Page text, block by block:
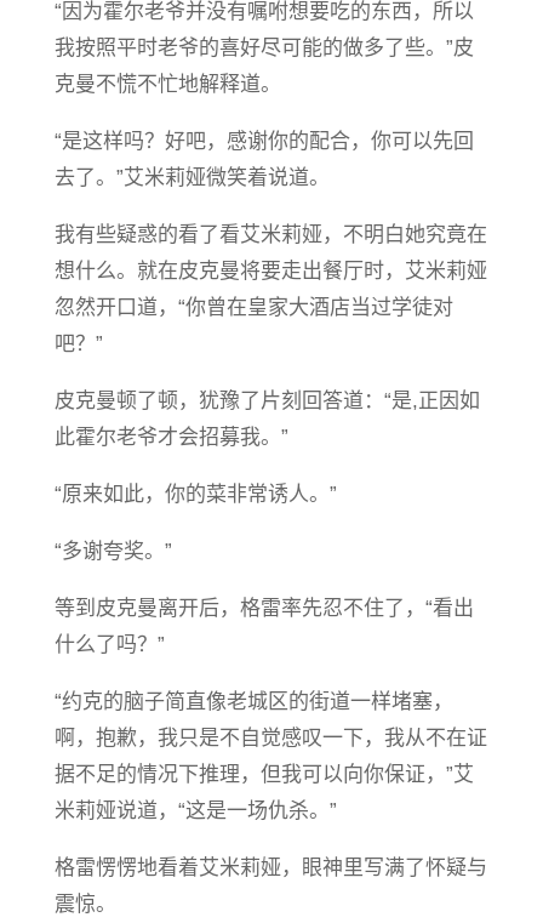
“因为霍尔老爷并没有嘱咐想要吃的东西，所以
我按照平时老爷的喜好尽可能的做多了些。”皮
克曼不慌不忙地解释道。
“是这样吗？好吧，感谢你的配合，你可以先回
去了。”艾米莉娅微笑着说道。
我有些疑惑的看了看艾米莉娅，不明白她究竟在
想什么。就在皮克曼将要走出餐厅时，艾米莉娅
忽然开口道，“你曾在皇家大酒店当过学徒对
吧？”
皮克曼顿了顿，犹豫了片刻回答道：“是,正因如
此霍尔老爷才会招募我。”
“原来如此，你的菜非常诱人。”
“多谢夸奖。”
等到皮克曼离开后，格雷率先忍不住了，“看出
什么了吗？”
“约克的脑子简直像老城区的街道一样堵塞，
啊，抱歉，我只是不自觉感叹一下，我从不在证
据不足的情况下推理，但我可以向你保证，”艾
米莉娅说道，“这是一场仇杀。”
格雷愣愣地看着艾米莉娅，眼神里写满了怀疑与
震惊。